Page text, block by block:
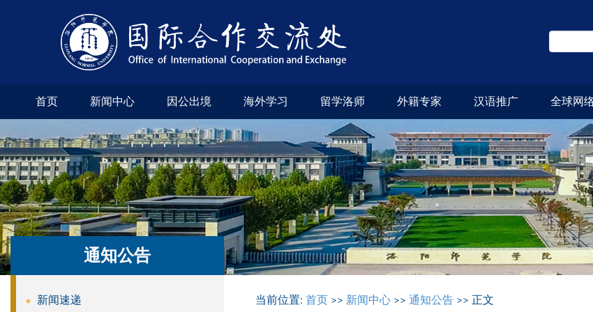
首页 新闻中心 因公出境 海外学习 留学洛师 外籍专家 汉语推广 全球网
通知公告
新闻速递 当前位置: 首页 >> 新闻中心 >> 通知公告 >> 正文